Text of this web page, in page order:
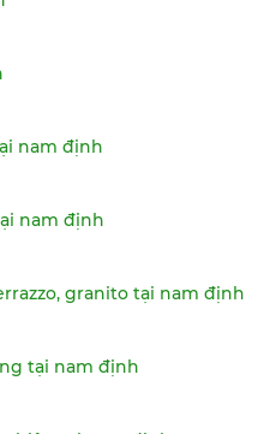
nam định
nam định
granito tại nam định
tại nam định